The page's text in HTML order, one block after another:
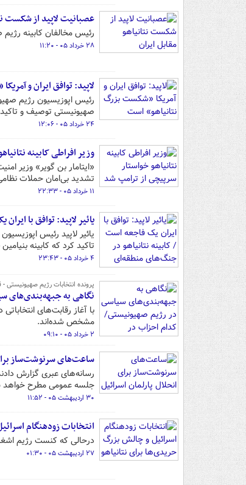
عصبانیت لاپید از شکست
رئیس مخالفان کابینه
۲۸ خرداد ۰۵ - ۱۱:۲۰
لاپید: توافق ایران و
رئیس اپوزیسیون رژیم
صهیونیستی توصیف و
۲۴ خرداد ۰۵ - ۱۲:۰۶
وزیر افراطی کابینه
«ایتامار بن گویر» وزیر
تشدید بی‌امان حملات
۱۱ خرداد ۰۵ - ۲۲:۳۳
یائیر لاپید: توافق با
یائیر لاپید رئیس
تاکید کرد که کابینه
۴ خرداد ۰۵ - ۲۳:۴۳
پرونده انتخابات رژیم
نگاهی به جبهه‌بندی‌های
با آغاز رقابت‌های
مشخص شده‌اند.
۲ خرداد ۰۵ - ۰۹:۱۰
ساعت‌های سرنوشت‌ساز
رسانه‌های عبری گزارش
جلسه عمومی مطرح
۳۰ اردیبهشت ۰۵ - ۱۱:۵۲
انتخابات زودهنگام
درحالی که کنست رژیم
۲۷ اردیبهشت ۰۵ - ۰۱:۳۰